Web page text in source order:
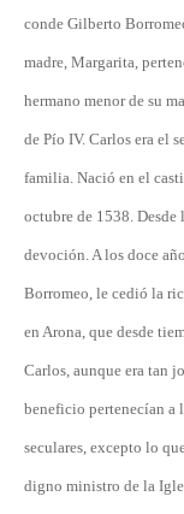
conde Gilberto
madre, Margarita,
hermano menor de su
de Pío IV. Carlos era el
familia. Nació en el
octubre de 1538. Desde
devoción. A los doce
Borromeo, le cedió la
en Arona, que desde
Carlos, aunque era tan
beneficio pertenecían a
seculares, excepto lo
digno ministro de la